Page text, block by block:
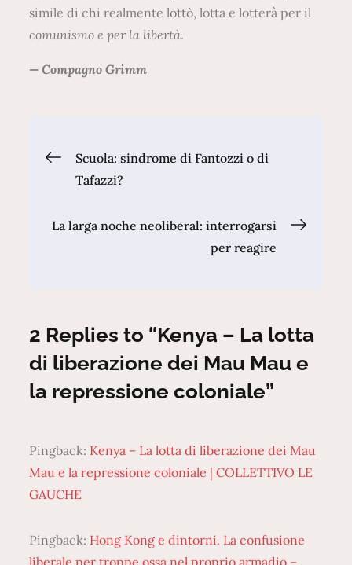
simile di chi realmente lottò, lotta e lotterà per il
comunismo e per la libertà.
— Compagno Grimm
Navigazione
Scuola: sindrome di Fantozzi o di
Tafazzi?
La larga noche neoliberal: interrogarsi
per reagire
2 Replies to “Kenya – La lotta
di liberazione dei Mau Mau e
la repressione coloniale”
Pingback: Kenya – La lotta di liberazione dei Mau
Mau e la repressione coloniale | COLLETTIVO LE
GAUCHE
Pingback: Hong Kong e dintorni. La confusione